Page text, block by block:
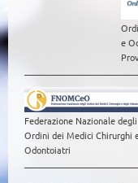
e
Federazione Nazionale degli
Ordini dei Medici Chirurghi
Odontoiatri